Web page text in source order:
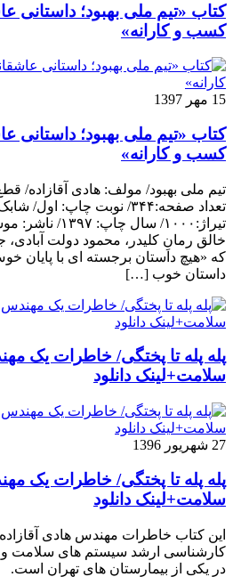
کتاب «تیم ملی بهبود؛ داستانی
کسب و کارانه»
15 مهر 1397
کتاب «تیم ملی بهبود؛ داستانی
کسب و کارانه»
تیم ملی بهبود/ مولف: هادی آقازاده/
تیراژ:۱۰۰۰/
خالق رمانِ کلیدر، محمود دولت آبادی،
که «هیچ داستان برجسته ای با پایان
داستان خوب […]
پله پله تا پختگی/ خاطرات یک
سلامت+لینک دانلود
27 شهریور 1396
پله پله تا پختگی/ خاطرات یک
سلامت+لینک دانلود
این کتاب خاطرات مهندس هادی
کارشناسی ارشد سیستم های سلامت
در یکی از بیمارستان های تهران است.